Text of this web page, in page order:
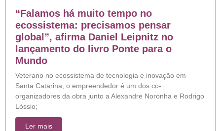
“Falamos há muito tempo no
ecossistema: precisamos pensar
global”, afirma Daniel Leipnitz no
lançamento do livro Ponte para o
Mundo
Veterano no ecossistema de tecnologia e inovação em
Santa Catarina, o empreendedor é um dos co-
organizadores da obra junto a Alexandre Noronha e Rodrigo
Lóssio;
Ler mais